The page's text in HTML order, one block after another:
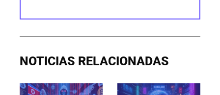
NOTICIAS RELACIONADAS